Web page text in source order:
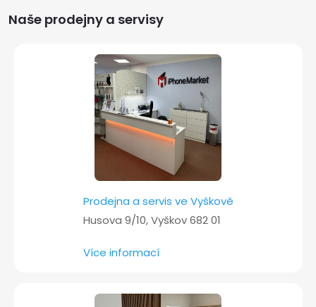
aNaše prodejny a servisy
Prodejna a servis ve Vyškově
Husova 9/10, Vyškov 682 01
Více informací